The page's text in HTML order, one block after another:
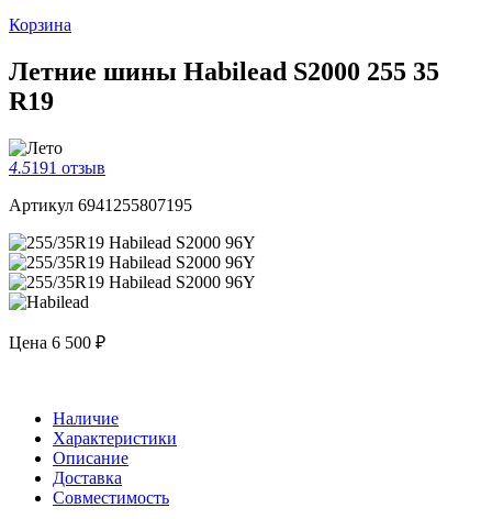
Корзина
Летние шины Habilead S2000 255 35
R19
4.5191 отзыв
Артикул 6941255807195
Цена 6 500 ₽
Наличие
Характеристики
Описание
Доставка
Совместимость